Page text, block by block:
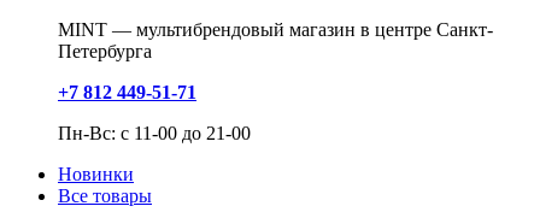
MINT — мультибрендовый магазин в центре Санкт-
Петербурга
+7 812 449-51-71
Пн-Вс: с 11-00 до 21-00
Новинки
Все товары